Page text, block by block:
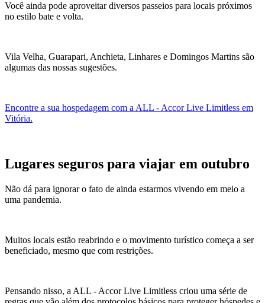
Você ainda pode aproveitar diversos passeios para locais próximos
no estilo bate e volta.
Vila Velha, Guarapari, Anchieta, Linhares e Domingos Martins são
algumas das nossas sugestões.
Encontre a sua hospedagem com a ALL - Accor Live Limitless em
Vitória.
Lugares seguros para viajar em outubro
Não dá para ignorar o fato de ainda estarmos vivendo em meio a
uma pandemia.
Muitos locais estão reabrindo e o movimento turístico começa a ser
beneficiado, mesmo que com restrições.
Pensando nisso, a ALL - Accor Live Limitless criou uma série de